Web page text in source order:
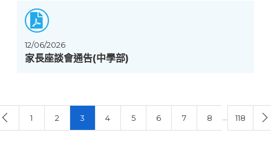
12/06/2026
家長座談會通告(中學部)
1 2 3 4 5 6 7 8 118